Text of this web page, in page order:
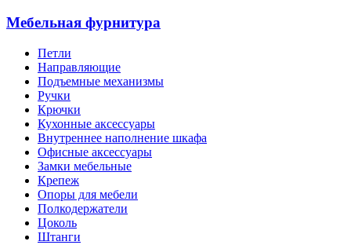
Мебельная фурнитура
Петли
Направляющие
Подъемные механизмы
Ручки
Крючки
Кухонные аксессуары
Внутреннее наполнение шкафа
Офисные аксессуары
Замки мебельные
Крепеж
Опоры для мебели
Полкодержатели
Цоколь
Штанги